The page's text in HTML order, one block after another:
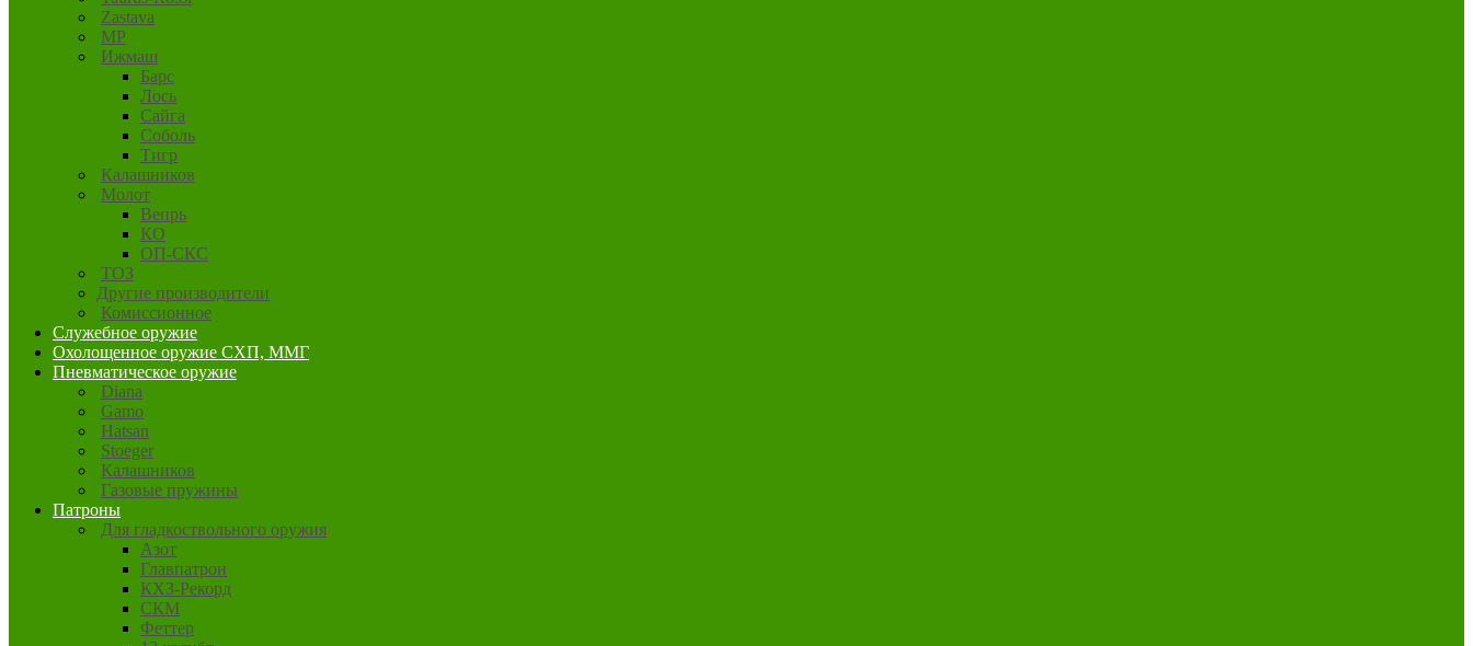
Zastava
MP
Ижмаш
Барс
Лось
Сайга
Соболь
Тигр
Калашников
Молот
Вепрь
КО
ОП-СКС
ТОЗ
Другие производители
Комиссионное
Служебное оружие
Охолощенное оружие СХП, ММГ
Пневматическое оружие
Diana
Gamo
Hatsan
Stoeger
Калашников
Газовые пружины
Патроны
Для гладкоствольного оружия
Азот
Главпатрон
КХЗ-Рекорд
СКМ
Феттер